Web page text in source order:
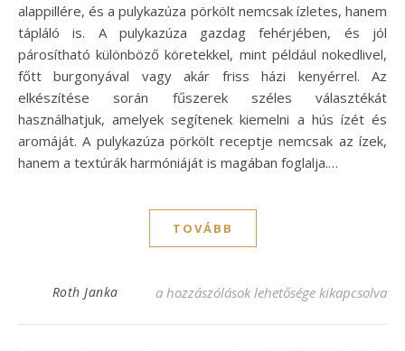
alappillére, és a pulykazúza pörkölt nemcsak ízletes, hanem
tápláló is. A pulykazúza gazdag fehérjében, és jól
párosítható különböző köretekkel, mint például nokedlivel,
főtt burgonyával vagy akár friss házi kenyérrel. Az
elkészítése során fűszerek széles választékát
használhatjuk, amelyek segítenek kiemelni a hús ízét és
aromáját. A pulykazúza pörkölt receptje nemcsak az ízek,
hanem a textúrák harmóniáját is magában foglalja.…
TOVÁBB
Roth Janka Pulykazúza pörkölt recept – Ízletes és
a hozzászólások lehetősége kikapcsolva